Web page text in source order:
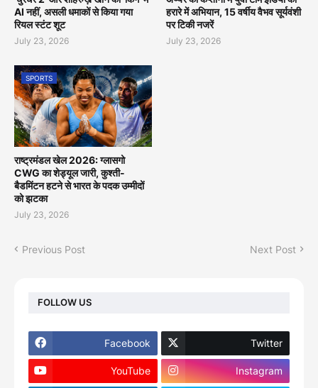
AI नहीं, असली धमाकों से किया गया
रियल स्टंट शूट
July 23, 2026
हरारे में अभियान, 15 वर्षीय वैभव सूर्यवंशी
पर टिकी नजरें
July 23, 2026
SPORTS
राष्ट्रमंडल खेल 2026: ग्लासगो
CWG का शेड्यूल जारी, कुश्ती-
बैडमिंटन हटने से भारत के पदक उम्मीदों
को झटका
July 23, 2026
Previous Post Next Post
FOLLOW US
Facebook Twitter
YouTube Instagram